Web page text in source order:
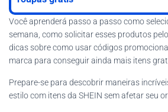
Você aprenderá passo a passo como
semana, como solicitar esses produtos
dicas sobre como usar códigos
marca para conseguir ainda mais itens
Prepare-se para descobrir maneiras
estilo com itens da SHEIN sem afetar seu